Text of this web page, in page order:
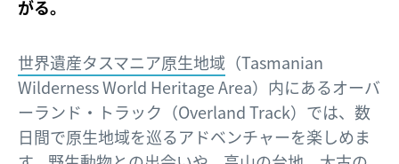
がる。
世界遺産タスマニア原生地域 （Tasmanian
Wilderness World Heritage Area）内にあるオーバ
ーランド・トラック（Overland Track）では、数
日間で原生地域を巡るアドベンチャーを楽しめま